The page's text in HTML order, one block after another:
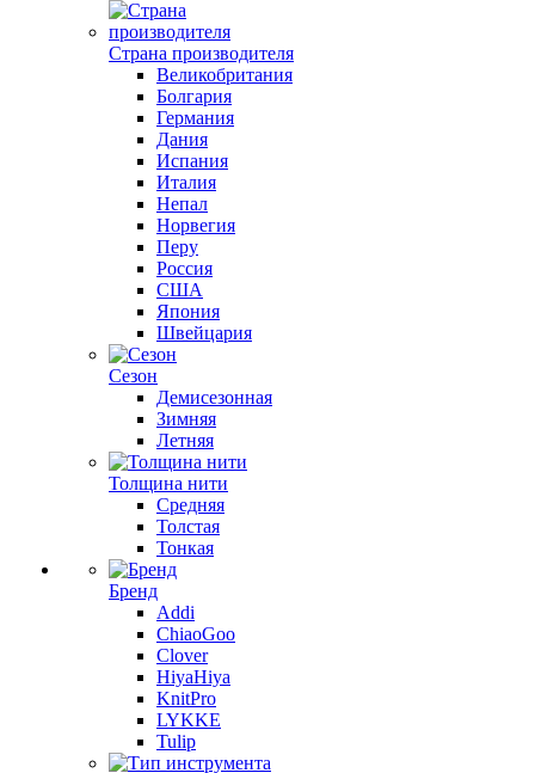
Страна производителя
Великобритания
Болгария
Германия
Дания
Испания
Италия
Непал
Норвегия
Перу
Россия
США
Япония
Швейцария
Сезон
Демисезонная
Зимняя
Летняя
Толщина нити
Средняя
Толстая
Тонкая
Бренд
Addi
ChiaoGoo
Clover
HiyaHiya
KnitPro
LYKKE
Tulip